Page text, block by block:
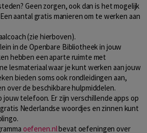
Geen zorgen, ook dan is het mogelijk
aantal gratis manieren om te werken aan
(zie hierboven).
in de Openbare Bibliotheek in jouw
hebben een aparte ruimte met
lesmateriaal waar je kunt werken aan jouw
bieden soms ook rondleidingen aan,
over de beschikbare hulpmiddelen.
jouw telefoon. Er zijn verschillende apps op
Nederlandse woordjes en zinnen kunt
oefenen.nlbevat oefeningen over